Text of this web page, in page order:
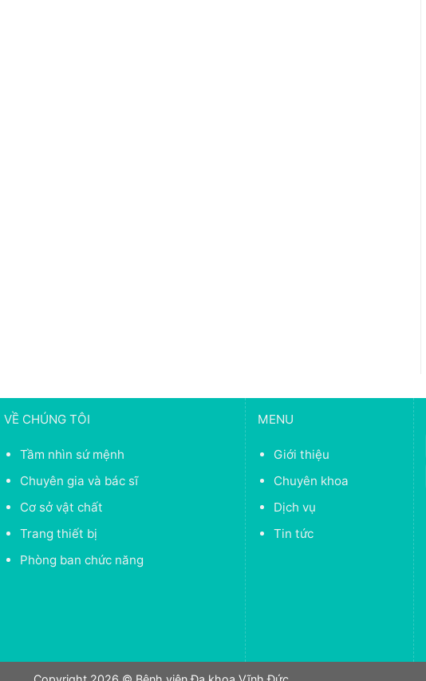
VỀ CHÚNG TÔI
Tầm nhìn sứ mệnh
Chuyên gia và bác sĩ
Cơ sở vật chất
Trang thiết bị
Phòng ban chức năng
MENU
Giới thiệu
Chuyên khoa
Dịch vụ
Tin tức